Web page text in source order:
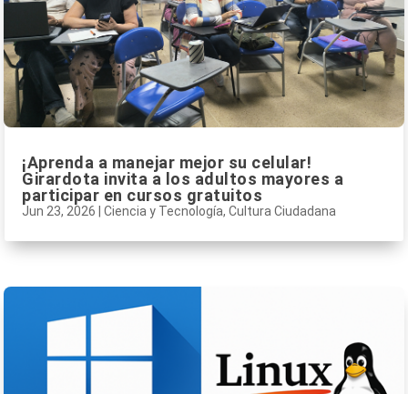
¡Aprenda a manejar mejor su celular!
Girardota invita a los adultos mayores a
participar en cursos gratuitos
Jun 23, 2026 Ciencia y Tecnología, Cultura Ciudadana